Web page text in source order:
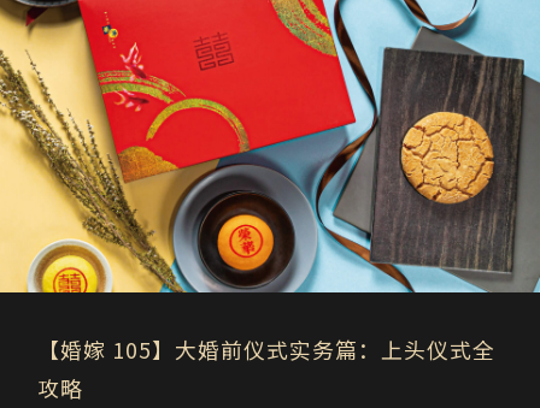
【婚嫁 105】大婚前仪式实务篇：上头仪式全
攻略